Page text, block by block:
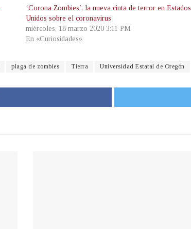
‘Corona Zombies’, la nueva cinta de terror en Estados
Unidos sobre el coronavirus
miércoles, 18 marzo 2020 3:11 PM
En «Curiosidades»
plaga de zombies Tierra Universidad Estatal de Oregón